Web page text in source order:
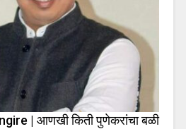
| आणखी किती पुणेकरांचा बळी